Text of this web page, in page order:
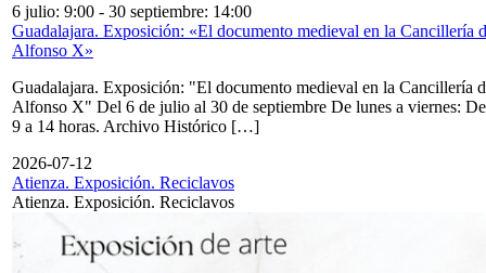
6 julio: 9:00 - 30 septiembre: 14:00
Guadalajara. Exposición: «El documento medieval en la Cancillería
Alfonso X»
Guadalajara. Exposición: "El documento medieval en la Cancillería
Alfonso X" Del 6 de julio al 30 de septiembre De lunes a viernes: De
9 a 14 horas. Archivo Histórico […]
2026-07-12
Atienza. Exposición. Reciclavos
Atienza. Exposición. Reciclavos